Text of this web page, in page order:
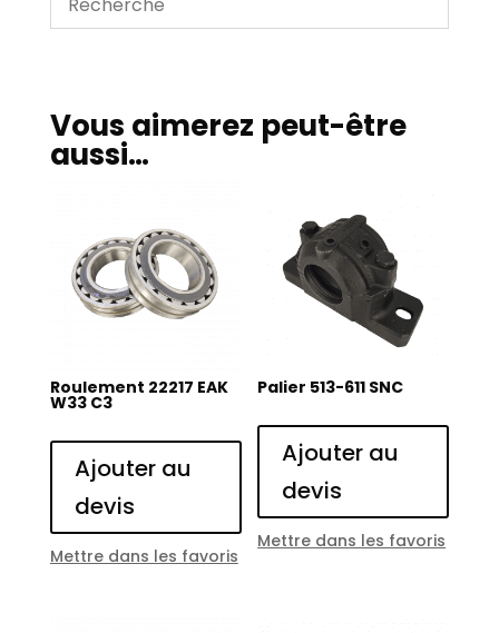
Vous aimerez peut-être
aussi…
Roulement 22217 EAK
W33 C3
Ajouter au
devis
Mettre dans les favoris
Palier 513-611 SNC
Ajouter au
devis
Mettre dans les favoris